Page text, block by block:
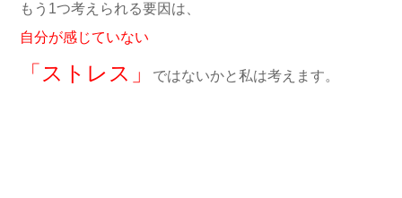
もう1つ考えられる要因は、
自分が感じていない
「ストレス」 ではないかと私は考えます。